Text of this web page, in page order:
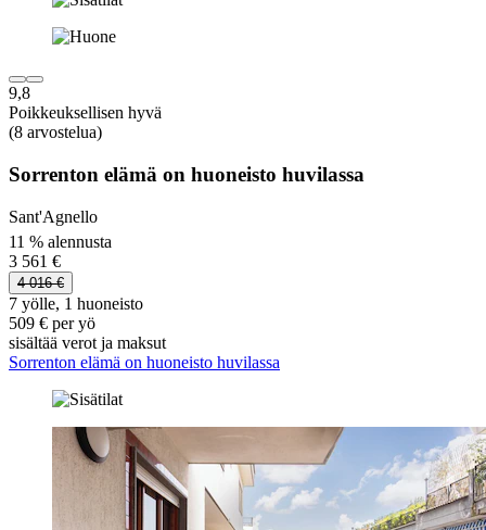
9,8
Poikkeuksellisen hyvä
(8 arvostelua)
Sorrenton elämä on huoneisto huvilassa
Sant'Agnello
11 % alennusta
3 561 €
4 016 €
7 yölle, 1 huoneisto
509 € per yö
sisältää verot ja maksut
Sorrenton elämä on huoneisto huvilassa